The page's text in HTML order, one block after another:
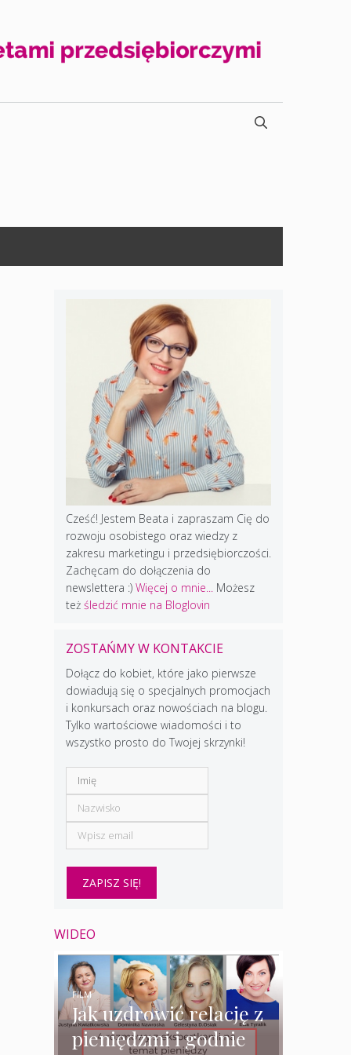
Cześć! Jestem Beata i zapraszam Cię do
rozwoju osobistego oraz wiedzy z
zakresu marketingu i przedsiębiorczości.
Zachęcam do dołączenia do
newslettera :) Więcej o mnie...
Możesz
też śledzić mnie na Bloglovin
ZOSTAŃMY W KONTAKCIE
Dołącz do kobiet, które jako pierwsze
dowiadują się o specjalnych promocjach
i konkursach oraz nowościach na blogu.
Tylko wartościowe wiadomości i to
wszystko prosto do Twojej skrzynki!
WIDEO
Jak uzdrowić relację z
pieniędzmi i godnie
FILM